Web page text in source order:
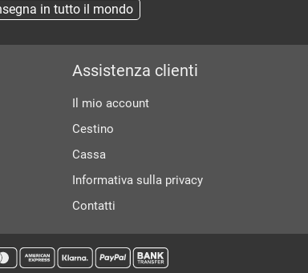
in tutto il mondo
Assistenza clienti
Il mio account
Cestino
Cassa
Informativa sulla privacy
Contatti